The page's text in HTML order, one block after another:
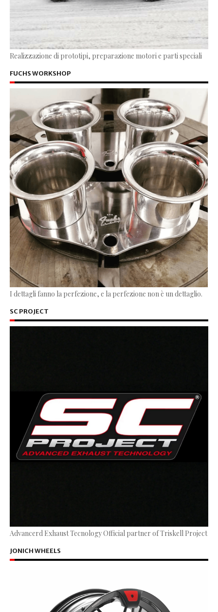
Realizzazione di prototipi, preparazione motori e parti speciali
FUCHS WORKSHOP
I dettagli fanno la perfezione, e la perfezione non è un dettaglio.
SC PROJECT
Advancerd Exhaust Tecnology Official partner of Triskell Project
JONICH WHEELS